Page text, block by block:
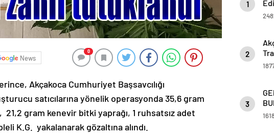
News
0
Akçakoca Cumhuriyet Başsavcılığı
satıcılarına yönelik operasyonda 35,6 gram
gram kenevir bitki yaprağı, 1 ruhsatsız adet
K.G. yakalanarak gözaltına alındı.
1
2
3